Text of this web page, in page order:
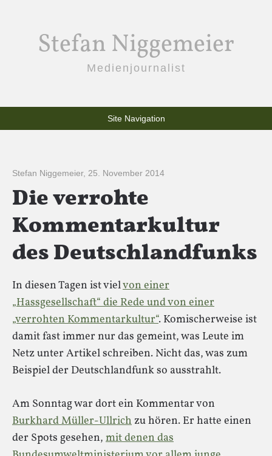
Stefan Niggemeier
Medienjournalist
Site Navigation
Stefan Niggemeier, 25. November 2014
Die verrohte
Kommentarkultur
des Deutschlandfunks
In diesen Tagen ist vielvon einer
„Hassgesellschaft“ die Rede und von einer
„verrohten Kommentarkultur“. Komischerweise ist
damit fast immer nur das gemeint, was Leute im
Netz unter Artikel schreiben. Nicht das, was zum
Beispiel der Deutschlandfunk so ausstrahlt.
Am Sonntag war dort ein Kommentar von
Burkhard Müller-Ullrich zu hören. Er hatte einen
der Spots gesehen, mit denen das